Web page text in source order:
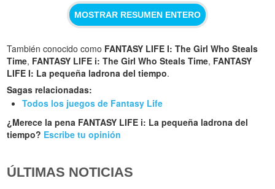
MOSTRAR RESUMEN ENTERO
También conocido como FANTASY LIFE I: The Girl Who Steals
Time, FANTASY LIFE i: The Girl Who Steals Time, FANTASY
LIFE I: La pequeña ladrona del tiempo.
Sagas relacionadas:
Todos los juegos de Fantasy Life
¿Merece la pena FANTASY LIFE i: La pequeña ladrona del
tiempo? Escribe tu opinión
ÚLTIMAS NOTICIAS